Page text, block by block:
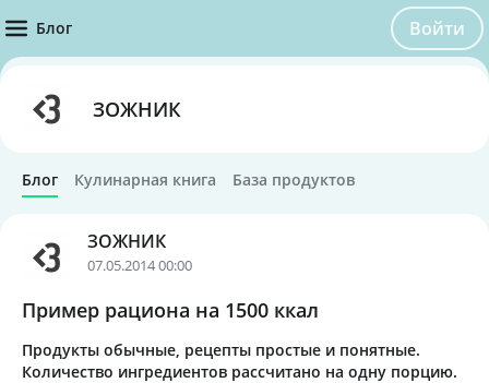
Блог Войти
ЗОЖНИК
Блог Кулинарная книга База продуктов
ЗОЖНИК
07.05.2014 00:00
Пример рациона на 1500 ккал
Продукты обычные, рецепты простые и понятные.
Количество ингредиентов рассчитано на одну порцию.